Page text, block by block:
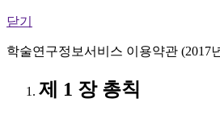
닫기
학술연구정보서비스 이용약관 (2017
제 1 장 총칙